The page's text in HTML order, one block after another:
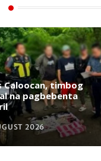
Caloocan, timbog
na pagbebenta
2026